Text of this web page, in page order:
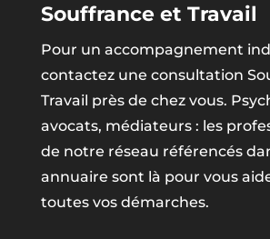
Souffrance et Travail
Pour un accompagnement
contactez une consultation
Travail près de chez vous.
avocats, médiateurs : les
de notre réseau référencés
annuaire sont là pour vous
toutes vos démarches.